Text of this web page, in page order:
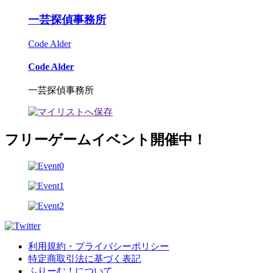
一芸探偵事務所
Code Alder
Code Alder
一芸探偵事務所
フリーゲームイベント開催中！
利用規約・プライバシーポリシー
特定商取引法に基づく表記